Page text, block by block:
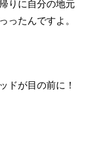
りに自分の地元
ったんですよ。
ドが目の前に！